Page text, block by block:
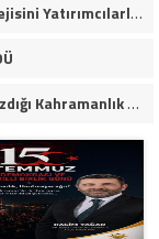
Akçansa Yeni Yönetimi, Gelecek Dönem Stratejisini Yatırımcılarla Paylaştı
Serkan Bozkurt: “15 Temmuz, Milletimizin Yazdığı Kahramanlık Destanıdır”